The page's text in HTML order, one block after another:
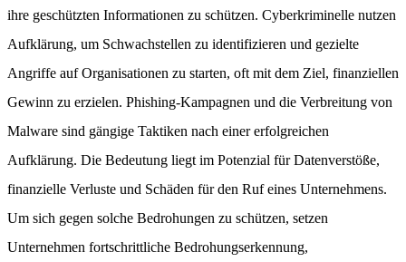
ihre geschützten Informationen zu schützen. Cyberkriminelle nutzen
Aufklärung, um Schwachstellen zu identifizieren und gezielte
Angriffe auf Organisationen zu starten, oft mit dem Ziel, finanziellen
Gewinn zu erzielen. Phishing-Kampagnen und die Verbreitung von
Malware sind gängige Taktiken nach einer erfolgreichen
Aufklärung. Die Bedeutung liegt im Potenzial für Datenverstöße,
finanzielle Verluste und Schäden für den Ruf eines Unternehmens.
Um sich gegen solche Bedrohungen zu schützen, setzen
Unternehmen fortschrittliche Bedrohungserkennung,